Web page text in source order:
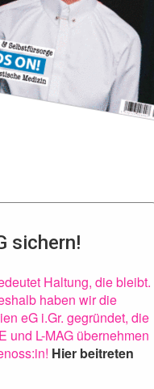
sichern!
Haltung, die bleibt.
haben wir die
eG i.Gr. gegründet, die
und L-MAG übernehmen
Hier beitreten